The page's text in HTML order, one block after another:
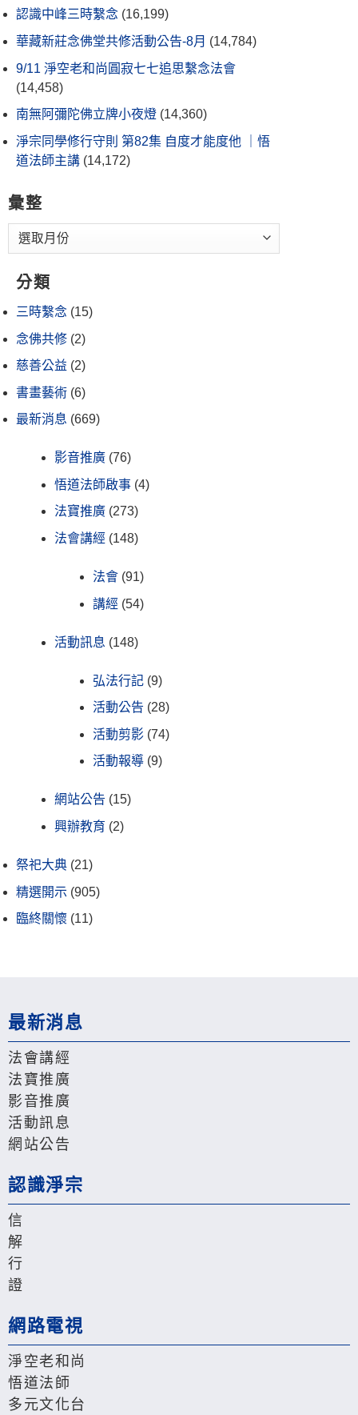
認識中峰三時繫念 (16,199)
華藏新莊念佛堂共修活動公告-8月 (14,784)
9/11 淨空老和尚圓寂七七追思繫念法會
(14,458)
南無阿彌陀佛立牌小夜燈 (14,360)
淨宗同學修行守則 第82集 自度才能度他 ｜悟
道法師主講 (14,172)
彙整
分類
三時繫念 (15)
念佛共修 (2)
慈善公益 (2)
書畫藝術 (6)
最新消息 (669)
影音推廣 (76)
悟道法師啟事 (4)
法寶推廣 (273)
法會講經 (148)
法會 (91)
講經 (54)
活動訊息 (148)
弘法行記 (9)
活動公告 (28)
活動剪影 (74)
活動報導 (9)
網站公告 (15)
興辦教育 (2)
祭祀大典 (21)
精選開示 (905)
臨終關懷 (11)
最新消息
法會講經
法寶推廣
影音推廣
活動訊息
網站公告
認識淨宗
信
解
行
證
網路電視
淨空老和尚
悟道法師
多元文化台